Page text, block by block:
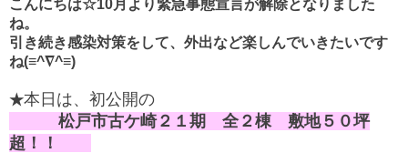
こんにちは☆10月より緊急事態宣言が解除となりました
ね。
引き続き感染対策をして、外出など楽しんでいきたいです
ね(≡^∇^≡)
★本日は、初公開の
松戸市古ケ崎２１期 全２棟 敷地５０坪
超！！